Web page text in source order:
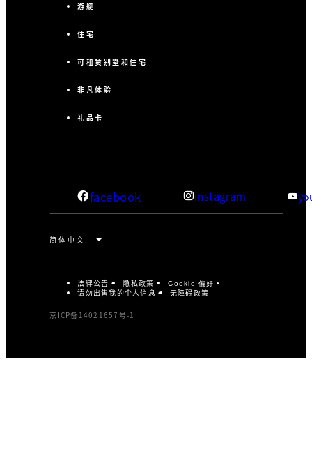
游艇
住宅
可租赁别墅和住宅
非凡体验
礼品卡
facebook instagram
法律公告 隐私政策 Cookie 偏好
请勿出售我的个人信息 无障碍政策
京ICP备14021657号-1